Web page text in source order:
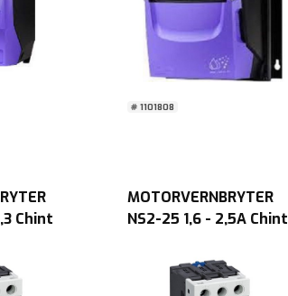
# 1101808
Chint
MOTORVERNBRYTER
NS2-25 1,6 - 2,5A Chint